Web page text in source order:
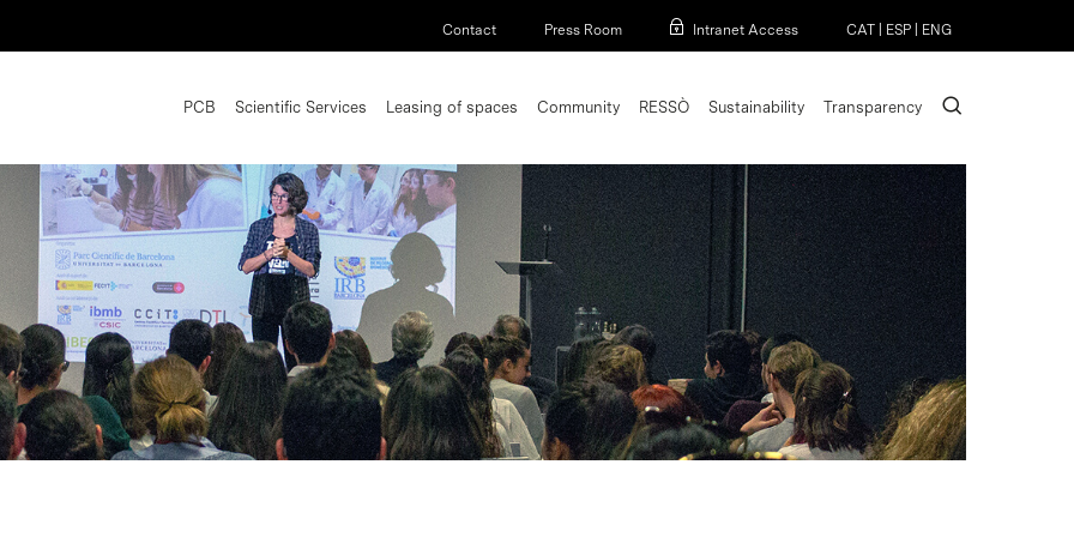
Contact Press Room Intranet Access CAT ESP ENG
PCB Scientific Services Leasing of spaces Community RESSÒ Sustainability Transparency search